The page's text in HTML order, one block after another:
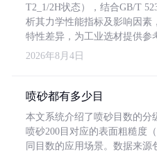
T2_1/2H状态），结合GB/T
析其力学性能指标及影响因素
特性差异，为工业选材提供参
2026年8月4日
喷砂都有多少目
本文系统介绍了喷砂目数的分
喷砂200目对应的表面粗糙度
同目数的应用场景。数据来源